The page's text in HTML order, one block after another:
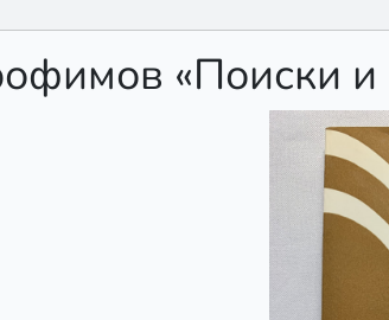
«Поиски и